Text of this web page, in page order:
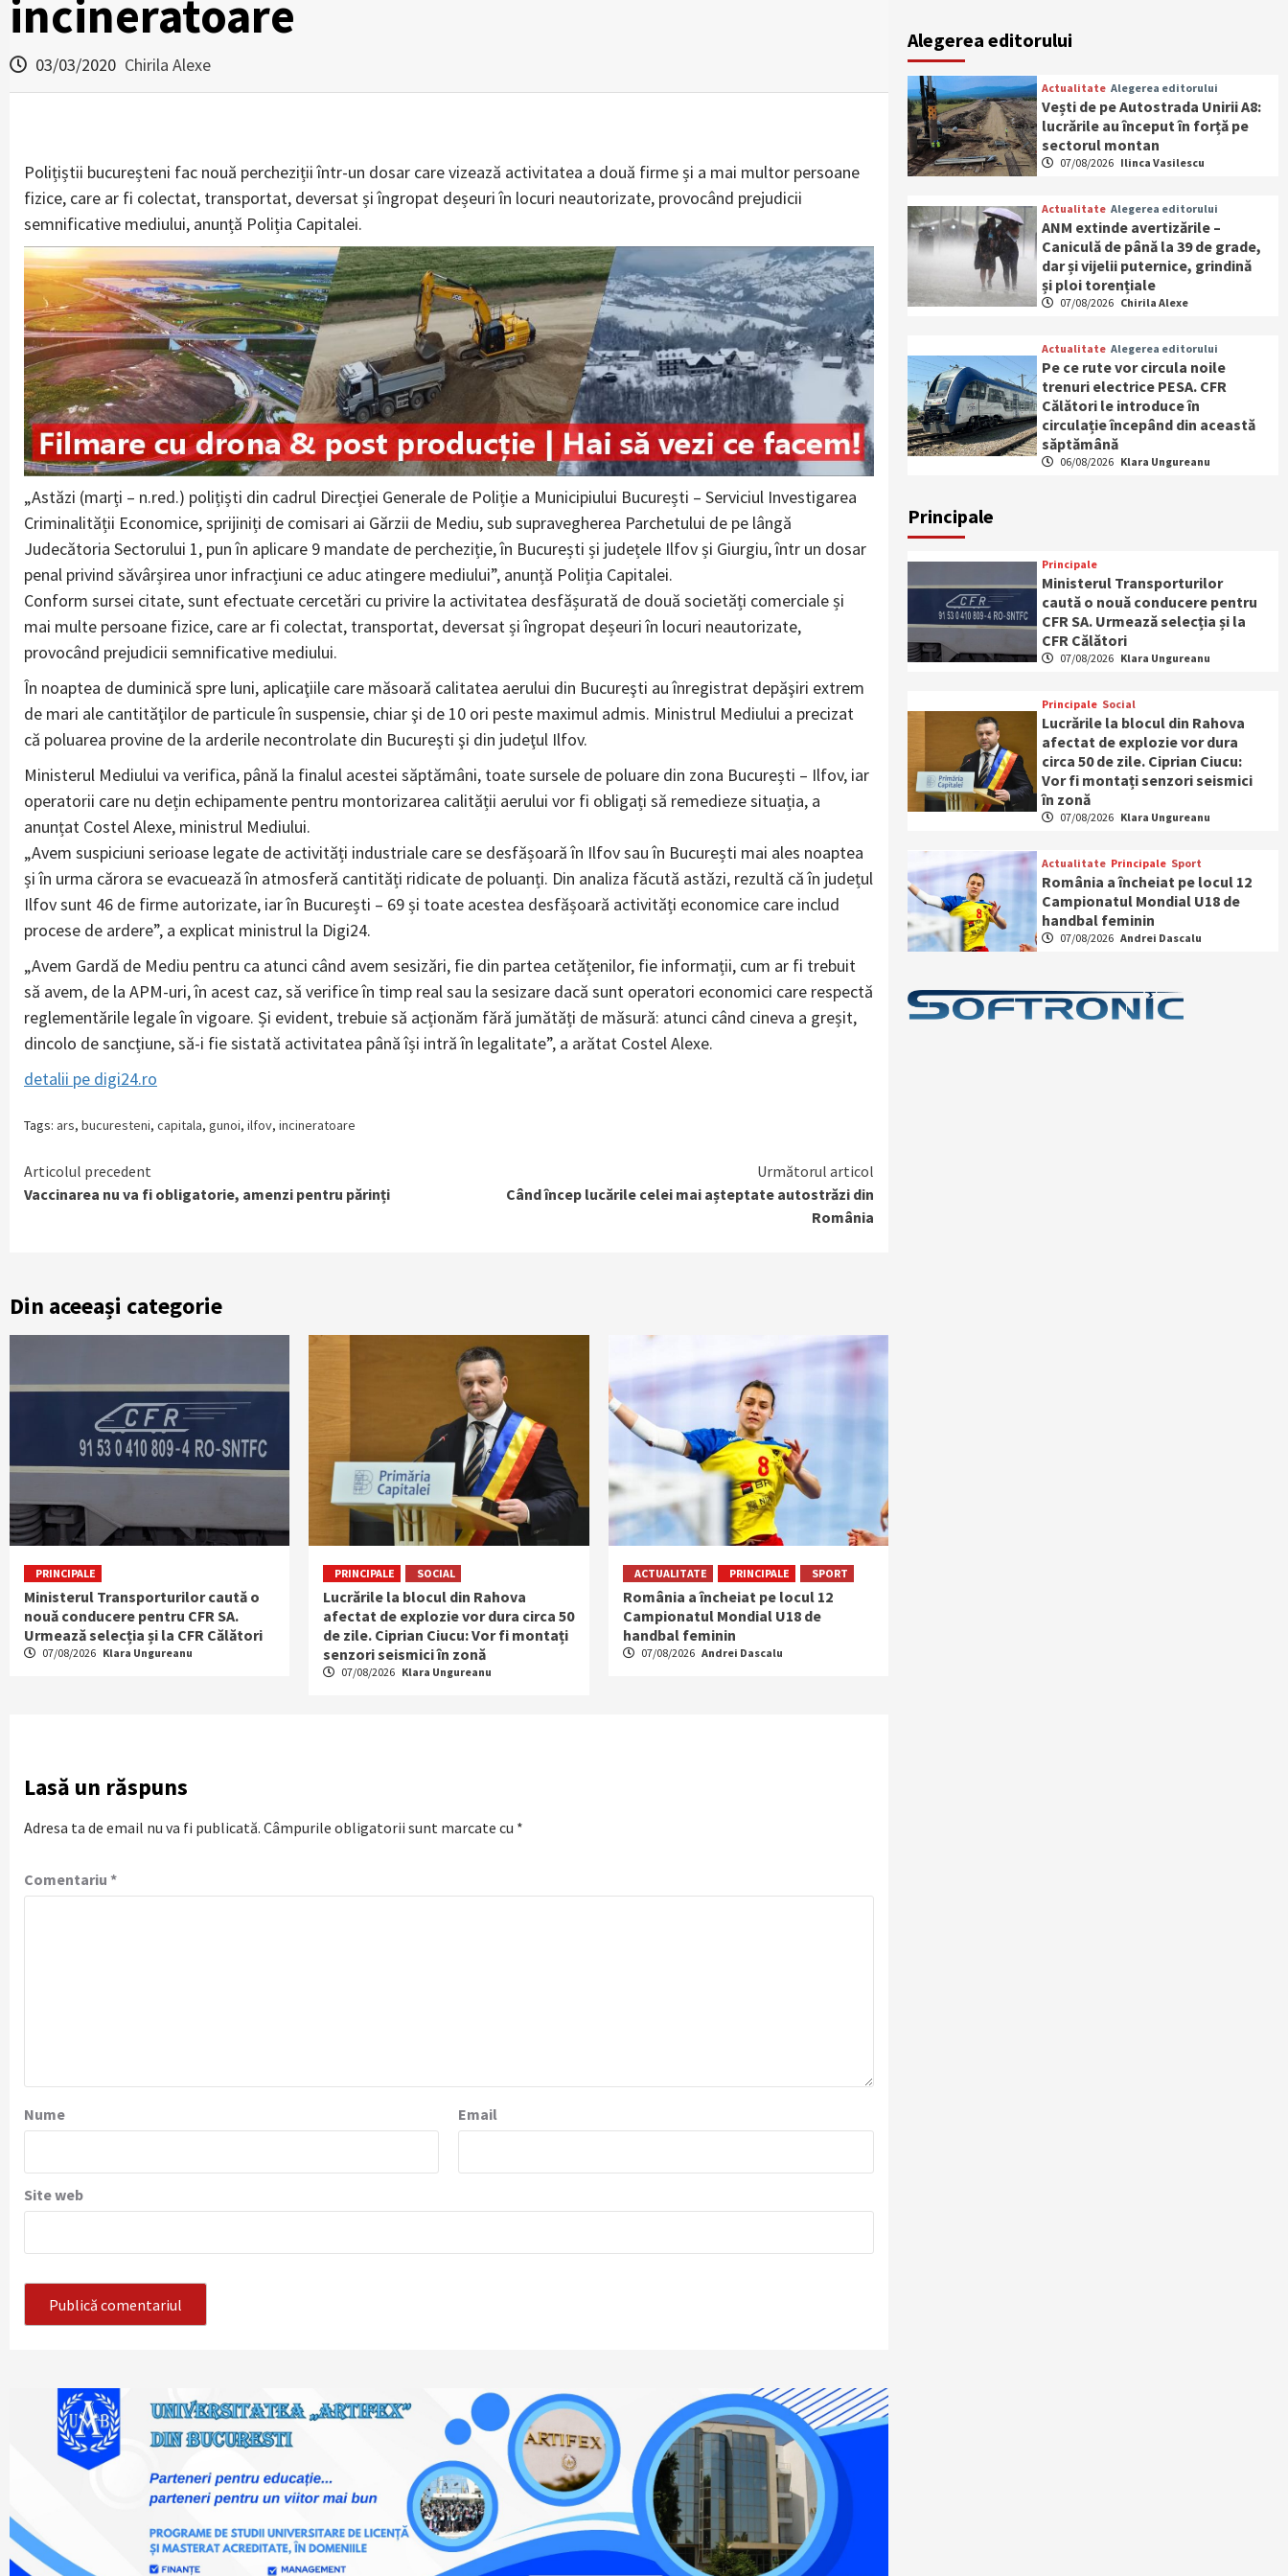
incineratoare
03/03/2020 Chirila Alexe
Polițiștii bucureșteni fac nouă percheziții într-un dosar care vizează activitatea a două firme și a mai multor persoane
fizice, care ar fi colectat, transportat, deversat și îngropat deșeuri în locuri neautorizate, provocând prejudicii
semnificative mediului, anunță Poliția Capitalei.
„Astăzi (marți – n.red.) polițiști din cadrul Direcției Generale de Poliție a Municipiului București – Serviciul Investigarea
Criminalității Economice, sprijiniți de comisari ai Gărzii de Mediu, sub supravegherea Parchetului de pe lângă
Judecătoria Sectorului 1, pun în aplicare 9 mandate de percheziție, în București și județele Ilfov și Giurgiu, într un dosar
penal privind săvârșirea unor infracțiuni ce aduc atingere mediului”, anunță Poliția Capitalei.
Conform sursei citate, sunt efectuate cercetări cu privire la activitatea desfășurată de două societăți comerciale și
mai multe persoane fizice, care ar fi colectat, transportat, deversat și îngropat deșeuri în locuri neautorizate,
provocând prejudicii semnificative mediului.
În noaptea de duminică spre luni, aplicaţiile care măsoară calitatea aerului din Bucureşti au înregistrat depăşiri extrem
de mari ale cantităţilor de particule în suspensie, chiar şi de 10 ori peste maximul admis. Ministrul Mediului a precizat
că poluarea provine de la arderile necontrolate din Bucureşti şi din judeţul Ilfov.
Ministerul Mediului va verifica, până la finalul acestei săptămâni, toate sursele de poluare din zona București – Ilfov, iar
operatorii care nu dețin echipamente pentru montorizarea calității aerului vor fi obligați să remedieze situația, a
anunțat Costel Alexe, ministrul Mediului.
„Avem suspiciuni serioase legate de activități industriale care se desfășoară în Ilfov sau în București mai ales noaptea
și în urma cărora se evacuează în atmosferă cantități ridicate de poluanți. Din analiza făcută astăzi, rezultă că în județul
Ilfov sunt 46 de firme autorizate, iar în București – 69 și toate acestea desfășoară activități economice care includ
procese de ardere”, a explicat ministrul la Digi24.
„Avem Gardă de Mediu pentru ca atunci când avem sesizări, fie din partea cetățenilor, fie informații, cum ar fi trebuit
să avem, de la APM-uri, în acest caz, să verifice în timp real sau la sesizare dacă sunt operatori economici care respectă
reglementările legale în vigoare. Și evident, trebuie să acționăm fără jumătăți de măsură: atunci când cineva a greșit,
dincolo de sancțiune, să-i fie sistată activitatea până își intră în legalitate”, a arătat Costel Alexe.
detalii pe digi24.ro
Tags: ars, bucuresteni, capitala, gunoi, ilfov, incineratoare
Continue
Articolul precedent
Vaccinarea nu va fi obligatorie, amenzi pentru părinți
Următorul articol
Când încep lucările celei mai așteptate autostrăzi din
România
Din aceeași categorie
PRINCIPALE
Ministerul Transporturilor caută o
nouă conducere pentru CFR SA.
Urmează selecția și la CFR Călători
07/08/2026 Klara Ungureanu
PRINCIPALE SOCIAL
Lucrările la blocul din Rahova
afectat de explozie vor dura circa 50
de zile. Ciprian Ciucu: Vor fi montați
senzori seismici în zonă
07/08/2026 Klara Ungureanu
ACTUALITATE PRINCIPALE SPORT
România a încheiat pe locul 12
Campionatul Mondial U18 de
handbal feminin
07/08/2026 Andrei Dascalu
Lasă un răspuns
Adresa ta de email nu va fi publicată. Câmpurile obligatorii sunt marcate cu *
Comentariu *
Nume Email
Site web
Alegerea editorului
Actualitate Alegerea editorului
Vești de pe Autostrada Unirii A8:
lucrările au început în forță pe
sectorul montan
07/08/2026 Ilinca Vasilescu
Actualitate Alegerea editorului
ANM extinde avertizările –
Caniculă de până la 39 de grade,
dar și vijelii puternice, grindină
și ploi torențiale
07/08/2026 Chirila Alexe
Actualitate Alegerea editorului
Pe ce rute vor circula noile
trenuri electrice PESA. CFR
Călători le introduce în
circulație începând din această
săptămână
06/08/2026 Klara Ungureanu
Principale
Principale
Ministerul Transporturilor
caută o nouă conducere pentru
CFR SA. Urmează selecția și la
CFR Călători
07/08/2026 Klara Ungureanu
Principale Social
Lucrările la blocul din Rahova
afectat de explozie vor dura
circa 50 de zile. Ciprian Ciucu:
Vor fi montați senzori seismici
în zonă
07/08/2026 Klara Ungureanu
Actualitate Principale Sport
România a încheiat pe locul 12
Campionatul Mondial U18 de
handbal feminin
07/08/2026 Andrei Dascalu